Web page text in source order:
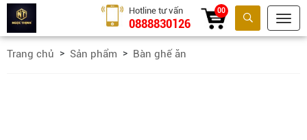
Tìm kiếm
Hotline tư vấn
0888830126
00
Trang chủ Sản phẩm Bàn ghế ăn